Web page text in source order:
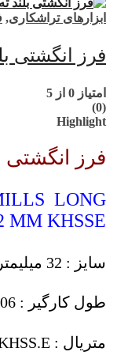
ابزارهای تراشکاری,
فرز انگشتی بلند
امتیاز 0 از 5
(0)
Highlight
فرز انگشتی بلند
LONG
MM KHSSE
سایز : 32 میلیمتر
طول کارگیر : 106 میلیمتر
متریال : KHSS.E